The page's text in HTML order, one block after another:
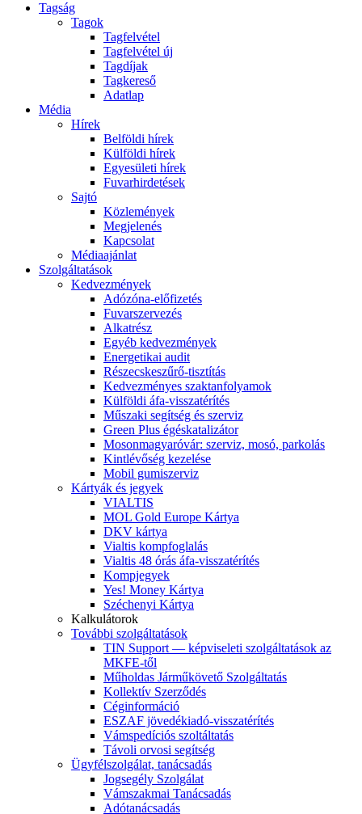
Tagság
Tagok
Tagfelvétel
Tagfelvétel új
Tagdíjak
Tagkereső
Adatlap
Média
Hírek
Belföldi hírek
Külföldi hírek
Egyesületi hírek
Fuvarhirdetések
Sajtó
Közlemények
Megjelenés
Kapcsolat
Médiaajánlat
Szolgáltatások
Kedvezmények
Adózóna-előfizetés
Fuvarszervezés
Alkatrész
Egyéb kedvezmények
Energetikai audit
Részecskeszűrő-tisztítás
Kedvezményes szaktanfolyamok
Külföldi áfa-visszatérítés
Műszaki segítség és szerviz
Green Plus égéskatalizátor
Mosonmagyaróvár: szerviz, mosó, parkolás
Kintlévőség kezelése
Mobil gumiszerviz
Kártyák és jegyek
VIALTIS
MOL Gold Europe Kártya
DKV kártya
Vialtis kompfoglalás
Vialtis 48 órás áfa-visszatérítés
Kompjegyek
Yes! Money Kártya
Széchenyi Kártya
Kalkulátorok
További szolgáltatások
TIN Support — képviseleti szolgáltatások az
MKFE-től
Műholdas Járműkövető Szolgáltatás
Kollektív Szerződés
Céginformáció
ESZAF jövedékiadó-visszatérítés
Vámspedíciós szoltáltatás
Távoli orvosi segítség
Ügyfélszolgálat, tanácsadás
Jogsegély Szolgálat
Vámszakmai Tanácsadás
Adótanácsadás